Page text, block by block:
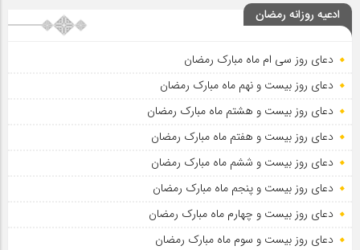
ادعیه روزانه رمضان
دعای روز سی ام ماه مبارک رمضان
دعای روز بیست و نهم ماه مبارک رمضان
دعای روز بیست و هشتم ماه مبارک رمضان
دعای روز بیست و هفتم ماه مبارک رمضان
دعای روز بیست و ششم ماه مبارک رمضان
دعای روز بیست و پنجم ماه مبارک رمضان
دعای روز بیست و چهارم ماه مبارک رمضان
دعای روز بیست و سوم ماه مبارک رمضان